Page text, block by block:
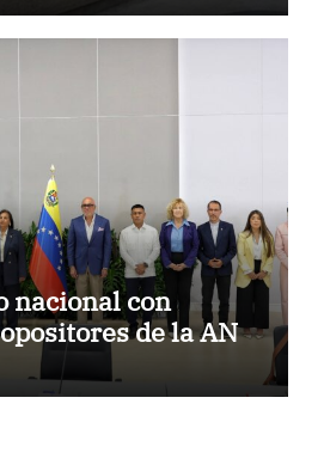
nacional con
de la AN